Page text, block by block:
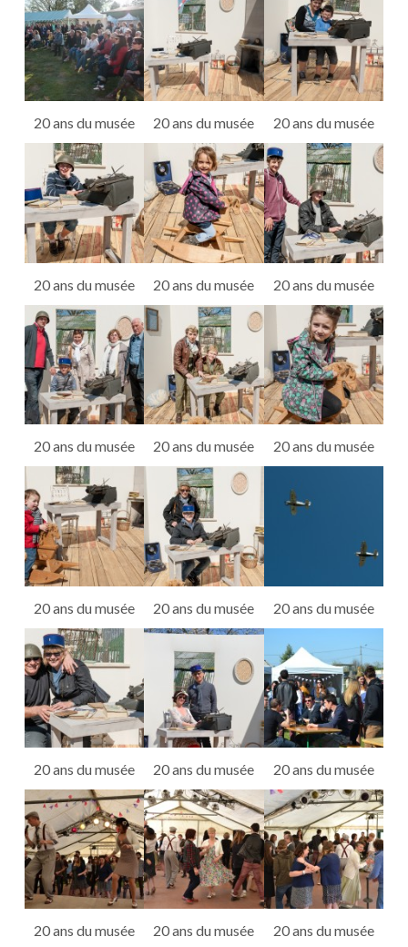
20 ans du musée 20 ans du musée 20 ans du musée
20 ans du musée 20 ans du musée 20 ans du musée
20 ans du musée 20 ans du musée 20 ans du musée
20 ans du musée 20 ans du musée 20 ans du musée
20 ans du musée 20 ans du musée 20 ans du musée
20 ans du musée 20 ans du musée 20 ans du musée